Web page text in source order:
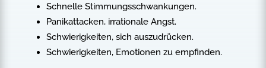
Schnelle Stimmungsschwankungen.
Panikattacken, irrationale Angst.
Schwierigkeiten, sich auszudrücken.
Schwierigkeiten, Emotionen zu empfinden.